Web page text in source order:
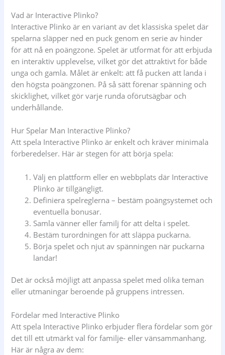
Vad är Interactive Plinko?
Interactive Plinko är en variant av det klassiska spelet där
spelarna släpper ned en puck genom en serie av hinder
för att nå en poängzone. Spelet är utformat för att erbjuda
en interaktiv upplevelse, vilket gör det attraktivt för både
unga och gamla. Målet är enkelt: att få pucken att landa i
den högsta poängzonen. På så sätt förenar spänning och
skicklighet, vilket gör varje runda oförutsägbar och
underhållande.
Hur Spelar Man Interactive Plinko?
Att spela Interactive Plinko är enkelt och kräver minimala
förberedelser. Här är stegen för att börja spela:
Välj en plattform eller en webbplats där Interactive
Plinko är tillgängligt.
Definiera spelreglerna – bestäm poängsystemet och
eventuella bonusar.
Samla vänner eller familj för att delta i spelet.
Bestäm turordningen för att släppa puckarna.
Börja spelet och njut av spänningen när puckarna
landar!
Det är också möjligt att anpassa spelet med olika teman
eller utmaningar beroende på gruppens intressen.
Fördelar med Interactive Plinko
Att spela Interactive Plinko erbjuder flera fördelar som gör
det till ett utmärkt val för familje- eller vänsammanhang.
Här är några av dem: